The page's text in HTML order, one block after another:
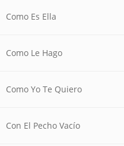
Como Es Ella
Como Le Hago
Como Yo Te Quiero
Con El Pecho Vacío